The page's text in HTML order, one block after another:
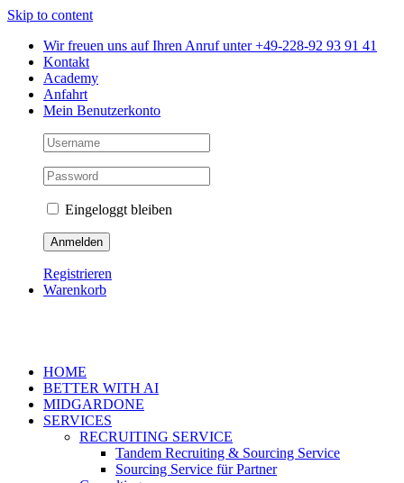
Skip to content
Wir freuen uns auf Ihren Anruf unter +49-228-92 93 91 41
Kontakt
Academy
Anfahrt
Mein Benutzerkonto
Eingeloggt bleiben
Registrieren
Warenkorb
HOME
BETTER WITH AI
MIDGARDONE
SERVICES
RECRUITING SERVICE
Tandem Recruiting & Sourcing Service
Sourcing Service für Partner